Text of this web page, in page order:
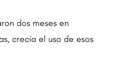
dos meses en
crecía el uso de esos